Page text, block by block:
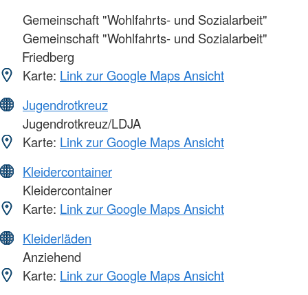
Gemeinschaft "Wohlfahrts- und Sozialarbeit"
Gemeinschaft "Wohlfahrts- und Sozialarbeit"
Friedberg
Karte: Link zur Google Maps Ansicht
Jugendrotkreuz
Jugendrotkreuz/LDJA
Karte: Link zur Google Maps Ansicht
Kleidercontainer
Kleidercontainer
Karte: Link zur Google Maps Ansicht
Kleiderläden
Anziehend
Karte: Link zur Google Maps Ansicht